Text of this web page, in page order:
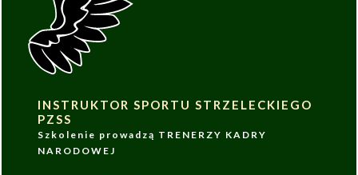
INSTRUKTOR SPORTU STRZELECKIEGO
PZSS
Szkolenie prowadzą TRENERZY KADRY
NARODOWEJ